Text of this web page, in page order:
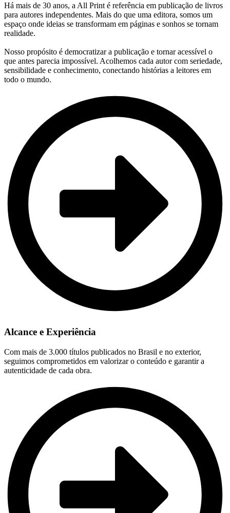
Há mais de 30 anos, a All Print é referência em publicação de livros
para autores independentes. Mais do que uma editora, somos um
espaço onde ideias se transformam em páginas e sonhos se tornam
realidade.
Nosso propósito é democratizar a publicação e tornar acessível o
que antes parecia impossível. Acolhemos cada autor com seriedade,
sensibilidade e conhecimento, conectando histórias a leitores em
todo o mundo.
Alcance e Experiência
Com mais de 3.000 títulos publicados no Brasil e no exterior,
seguimos comprometidos em valorizar o conteúdo e garantir a
autenticidade de cada obra.